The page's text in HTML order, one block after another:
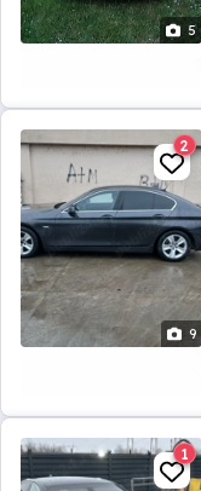
5
9
2
1